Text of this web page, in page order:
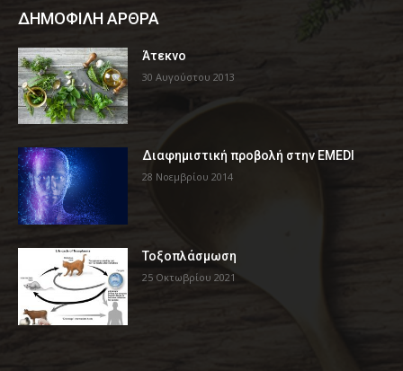
ΔΗΜΟΦΙΛΗ ΑΡΘΡΑ
Άτεκνο
30 Αυγούστου 2013
Διαφημιστική προβολή στην EMEDI
28 Νοεμβρίου 2014
Τοξοπλάσμωση
25 Οκτωβρίου 2021